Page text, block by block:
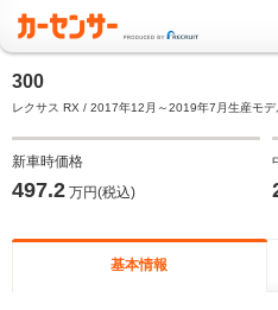
300
レクサス RX / 2017年12月～2019年7月生産モデ
新車時価格
497.2 万円(税込)
基本情報